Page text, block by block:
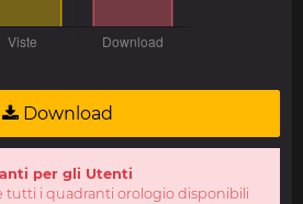
Download
per gli Utenti
tutti i quadranti orologio disponibili